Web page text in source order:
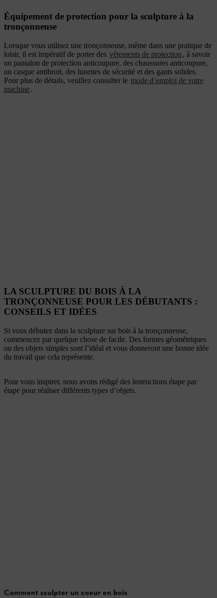
Équipement de protection pour la sculpture à la
tronçonneuse
Lorsque vous utilisez une tronçonneuse, même dans une pratique de
loisir, il est impératif de porter des vêtements de protection , à savoir
un pantalon de protection anticoupure, des chaussures anticoupure,
un casque antibruit, des lunettes de sécurité et des gants solides.
Pour plus de détails, veuillez consulter le mode d’emploi de votre
machine.
LA SCULPTURE DU BOIS À LA
TRONÇONNEUSE POUR LES DÉBUTANTS :
CONSEILS ET IDÉES
Si vous débutez dans la sculpture sur bois à la tronçonneuse,
commencez par quelque chose de facile. Des formes géométriques
ou des objets simples sont l’idéal et vous donneront une bonne idée
du travail que cela représente.
Pour vous inspirer, nous avons rédigé des instructions étape par
étape pour réaliser différents types d’objets.
Comment sculpter un coeur en bois